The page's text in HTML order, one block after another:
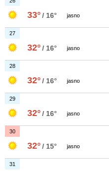
33°/ 16° jasno
27
32°/ 16° jasno
28
32°/ 16° jasno
29
32°/ 16° jasno
30
32°/ 15° jasno
31